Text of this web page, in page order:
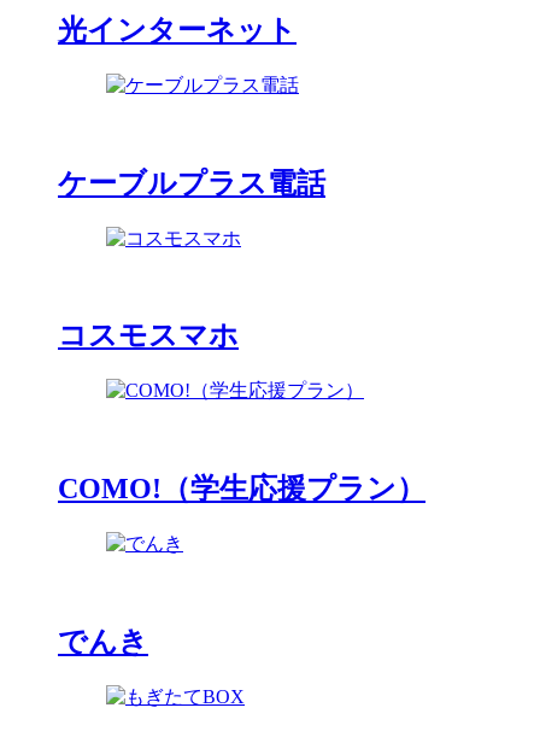
光インターネット
ケーブルプラス電話
コスモスマホ
COMO!（学生応援プラン）
でんき